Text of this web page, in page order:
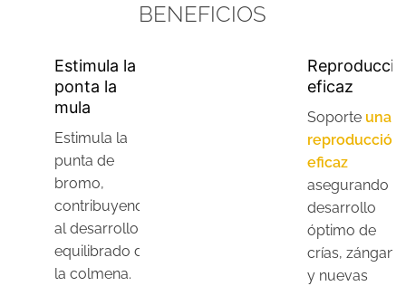
BENEFICIOS
Estimula la
ponta la
mula
Estimula la
punta de
bromo,
contribuyendo
al desarrollo
equilibrado de
la colmena.
eficaz
Soporte una
reproducción
eficaz
asegurando el
desarrollo
óptimo de
crías,
y nuevas